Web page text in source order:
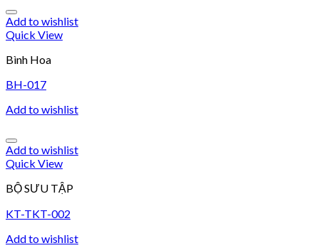
Add to wishlist
Quick View
Bình Hoa
BH-017
Add to wishlist
Add to wishlist
Quick View
BỘ SƯU TẬP
KT-TKT-002
Add to wishlist